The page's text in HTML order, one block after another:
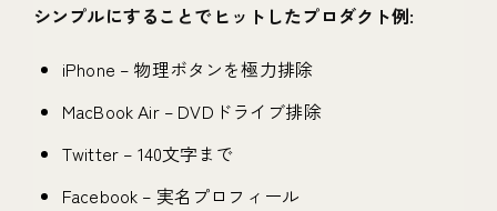
シンプルにすることでヒットしたプロダクト例:
iPhone – 物理ボタンを極力排除
MacBook Air – DVDドライブ排除
Twitter – 140文字まで
Facebook – 実名プロフィール